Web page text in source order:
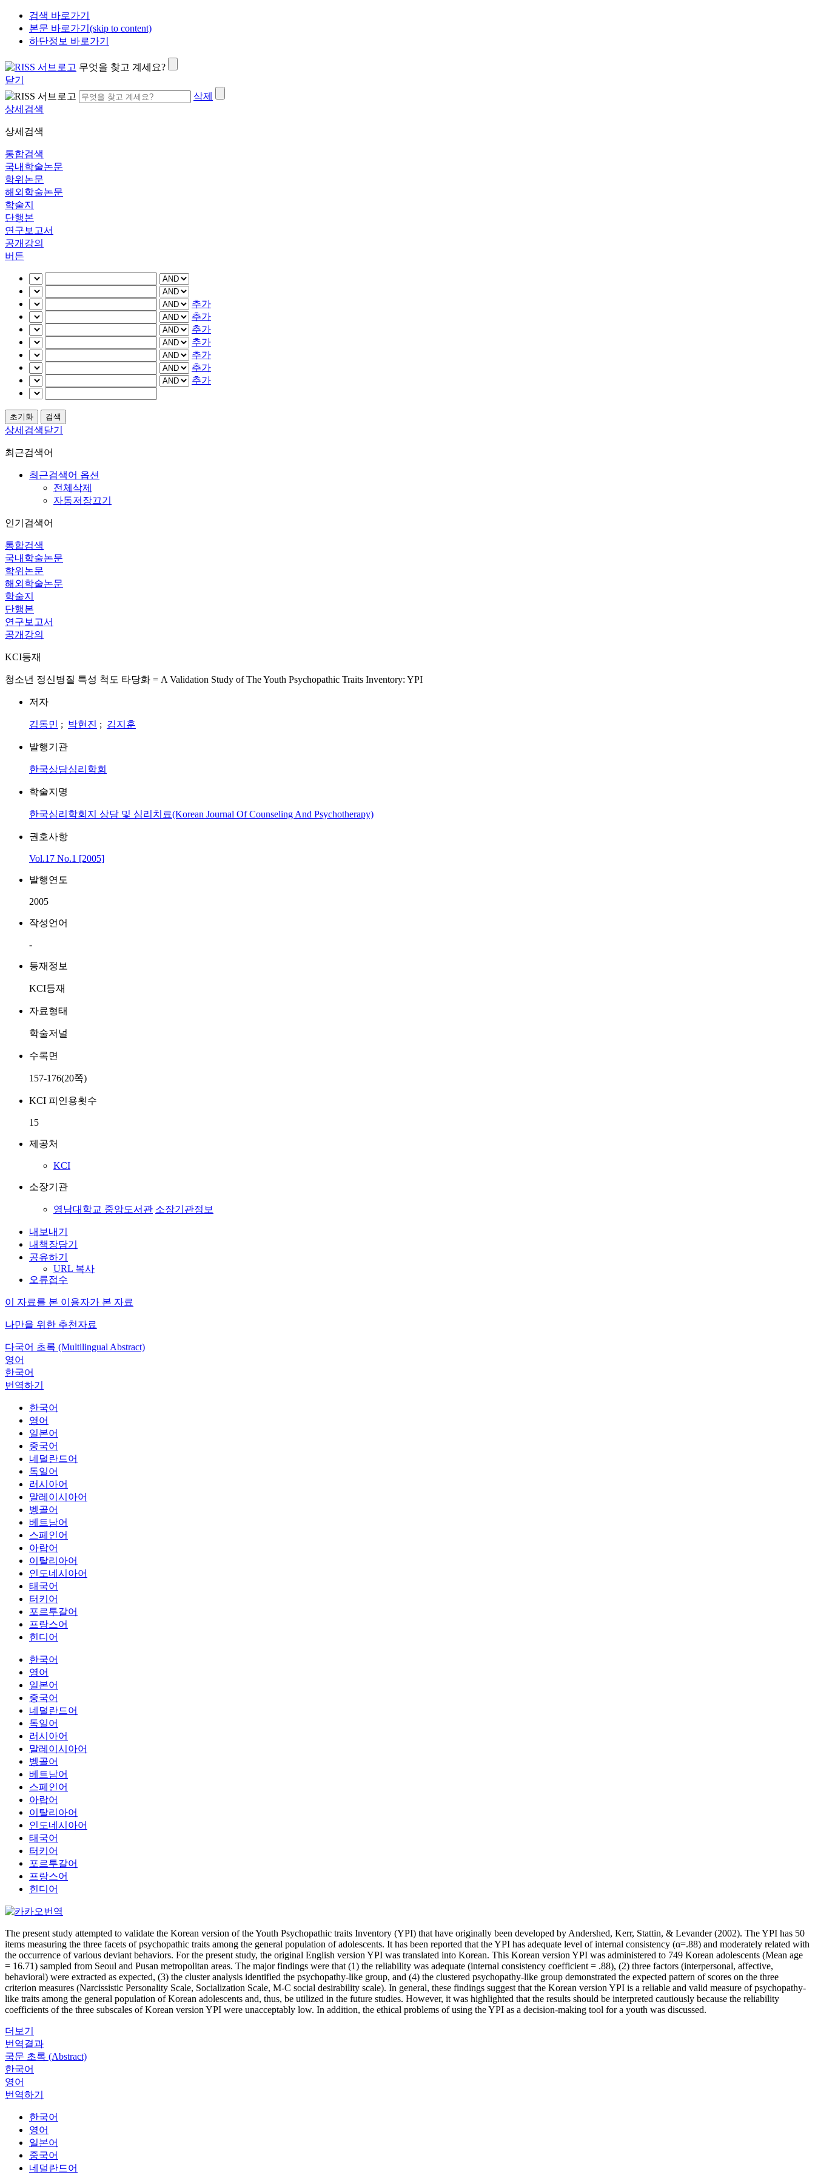
검색 바로가기
본문 바로가기(skip to content)
하단정보 바로가기
무엇을 찾고 계세요?
닫기
삭제
상세검색
상세검색
통합검색
국내학술논문
학위논문
해외학술논문
학술지
단행본
연구보고서
공개강의
버튼
추가
추가
추가
추가
추가
추가
추가
상세검색닫기
최근검색어
최근검색어 옵션
전체삭제
자동저장끄기
인기검색어
통합검색
국내학술논문
학위논문
해외학술논문
학술지
단행본
연구보고서
공개강의
KCI등재
청소년 정신병질 특성 척도 타당화 = A Validation Study of The Youth Psychopathic Traits Inventory: YPI
저자
김동민 ; 박현진 ; 김지훈
발행기관
한국상담심리학회
학술지명
한국심리학회지 상담 및 심리치료(Korean Journal Of Counseling And Psychotherapy)
권호사항
Vol.17 No.1 [2005]
발행연도
2005
작성언어
-
등재정보
KCI등재
자료형태
학술저널
수록면
157-176(20쪽)
KCI 피인용횟수
15
제공처
KCI
소장기관
영남대학교 중앙도서관 소장기관정보
내보내기
내책장담기
공유하기
URL 복사
오류접수
이 자료를 본 이용자가 본 자료
나만을 위한 추천자료
다국어 초록 (Multilingual Abstract)
영어
한국어
번역하기
한국어
영어
일본어
중국어
네덜란드어
독일어
러시아어
말레이시아어
벵골어
베트남어
스페인어
아랍어
이탈리아어
인도네시아어
태국어
터키어
포르투갈어
프랑스어
힌디어
한국어
영어
일본어
중국어
네덜란드어
독일어
러시아어
말레이시아어
벵골어
베트남어
스페인어
아랍어
이탈리아어
인도네시아어
태국어
터키어
포르투갈어
프랑스어
힌디어
The present study attempted to validate the Korean version of the Youth Psychopathic traits Inventory (YPI) that have originally been developed by Andershed, Kerr, Stattin, & Levander (2002). The YPI has 50
items measuring the three facets of psychopathic traits among the general population of adolescents. It has been reported that the YPI has adequate level of internal consistency (α=.88) and moderately related with
the occurrence of various deviant behaviors. For the present study, the original English version YPI was translated into Korean. This Korean version YPI was administered to 749 Korean adolescents (Mean age
= 16.71) sampled from Seoul and Pusan metropolitan areas. The major findings were that (1) the reliability was adequate (internal consistency coefficient = .88), (2) three factors (interpersonal, affective,
behavioral) were extracted as expected, (3) the cluster analysis identified the psychopathy-like group, and (4) the clustered psychopathy-like group demonstrated the expected pattern of scores on the three
criterion measures (Narcissistic Personality Scale, Socialization Scale, M-C social desirability scale). In general, these findings suggest that the Korean version YPI is a reliable and valid measure of psychopathy-
like traits among the general population of Korean adolescents and, thus, be utilized in the future studies. However, it was highlighted that the results should be interpreted cautiously because the reliability
coefficients of the three subscales of Korean version YPI were unacceptably low. In addition, the ethical problems of using the YPI as a decision-making tool for a youth was discussed.
더보기
번역결과
국문 초록 (Abstract)
한국어
영어
번역하기
한국어
영어
일본어
중국어
네덜란드어